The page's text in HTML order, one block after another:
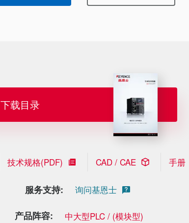
下载目录
技术规格(PDF) CAD / CAE 手册
服务支持: 询问基恩士
产品阵容: 中大型PLC / (模块型)